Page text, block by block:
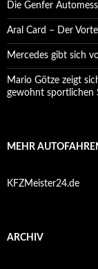
Die Genfer
Aral Card – Der
Mercedes gibt sich
Mario Götze zeigt
gewohnt sportlichen
MEHR
KFZMeister24.de
ARCHIV